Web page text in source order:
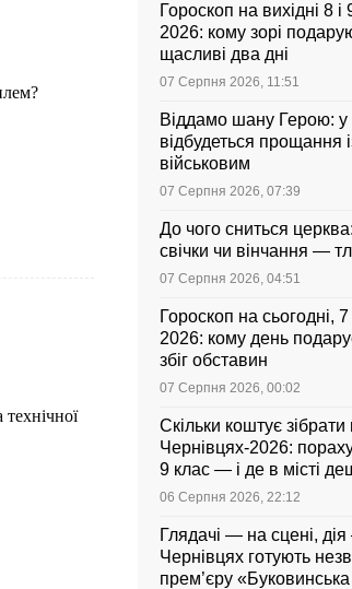
Гороскоп на вихідні 8 і
2026: кому зорі
щасливі два дні
07 Серпня 2026, 11:51
Віддамо шану Герою: у
відбудеться прощання
військовим
07 Серпня 2026, 07:39
До чого сниться
свічки чи вінчання —
07 Серпня 2026, 04:51
Гороскоп на сьогодні,
2026: кому день
збіг обставин
07 Серпня 2026, 00:02
Скільки коштує
Чернівцях-2026:
9 клас — і де в місті
06 Серпня 2026, 22:12
Глядачі — на сцені,
Чернівцях готують
прем’єру